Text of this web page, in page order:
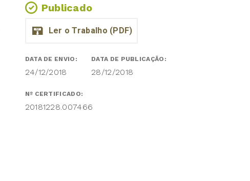
Publicado
DATA DE ENVIO:
24/12/2018
DATA DE PUBLICAÇÃO:
28/12/2018
Nº CERTIFICADO:
20181228.007466